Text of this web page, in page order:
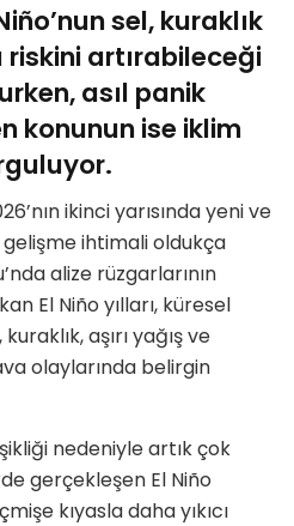
sel, kuraklık
riskini artırabileceği
asıl panik
konunun ise iklim
ikinci yarısında yeni ve
gelişme ihtimali oldukça
alize rüzgarlarının
El Niño yılları, küresel
aşırı yağış ve
olaylarında belirgin
nedeniyle artık çok
gerçekleşen El Niño
kıyasla daha yıkıcı